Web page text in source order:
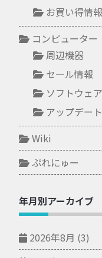
お買い得情報
コンピューター
周辺機器
セール情報
ソフトウェ
アップデー
Wiki
ぷれにゅー
年月別アーカイブ
2026年8月 (3)